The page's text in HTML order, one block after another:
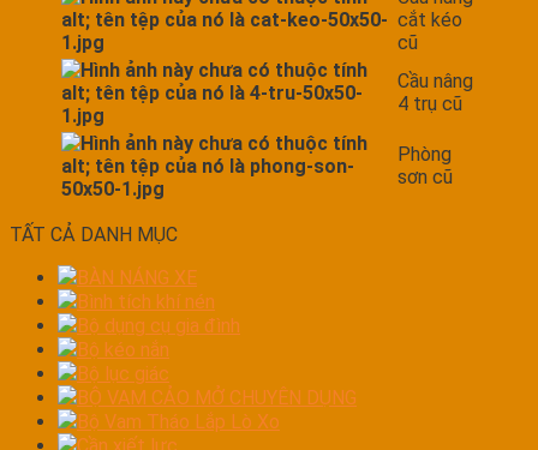
cắt kéo
cũ
Cầu nâng
4 trụ cũ
Phòng
sơn cũ
TẤT CẢ DANH MỤC
BÀN NÁNG XE
Bình tích khí nén
Bộ dụng cụ gia đình
Bộ kéo nắn
Bộ lục giác
BỘ VAM CẢO MỞ CHUYÊN DỤNG
Bộ Vam Tháo Lắp Lò Xo